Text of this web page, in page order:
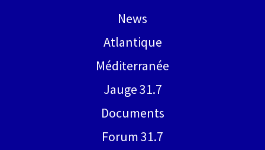
News
Atlantique
Méditerranée
Jauge 31.7
Documents
Forum 31.7